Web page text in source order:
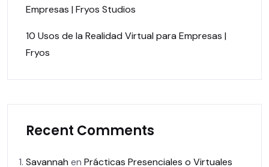
Empresas | Fryos Studios
10 Usos de la Realidad Virtual para Empresas |
Fryos
Recent Comments
Savannah en Prácticas Presenciales o Virtuales